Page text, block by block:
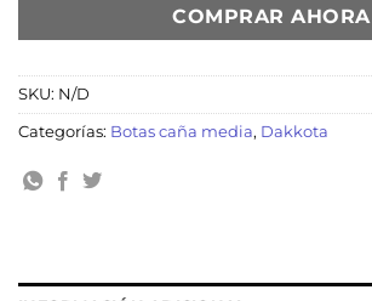
COMPRAR AHORA
SKU: N/D
Categorías: Botas caña media, Dakkota